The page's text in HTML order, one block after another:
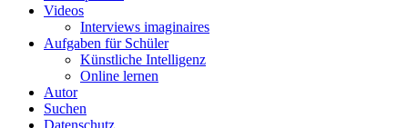
Videos
Interviews imaginaires
Aufgaben für Schüler
Künstliche Intelligenz
Online lernen
Autor
Suchen
Datenschutz